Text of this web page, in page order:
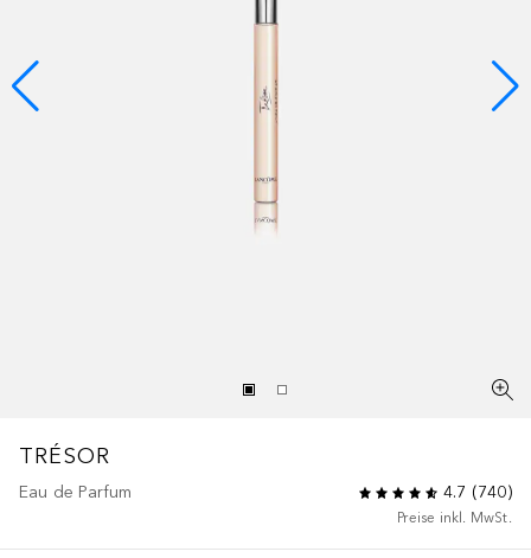
TRÉSOR
Eau de Parfum 4.7 (740)
Preise inkl. MwSt.